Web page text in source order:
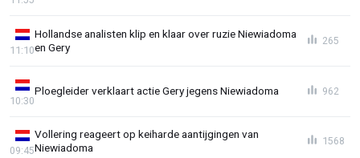
Hollandse analisten klip en klaar over ruzie Niewiadoma
en Gery
11:10
265
Ploegleider verklaart actie Gery jegens Niewiadoma
10:30
962
Vollering reageert op keiharde aantijgingen van
Niewiadoma
09:45
1568